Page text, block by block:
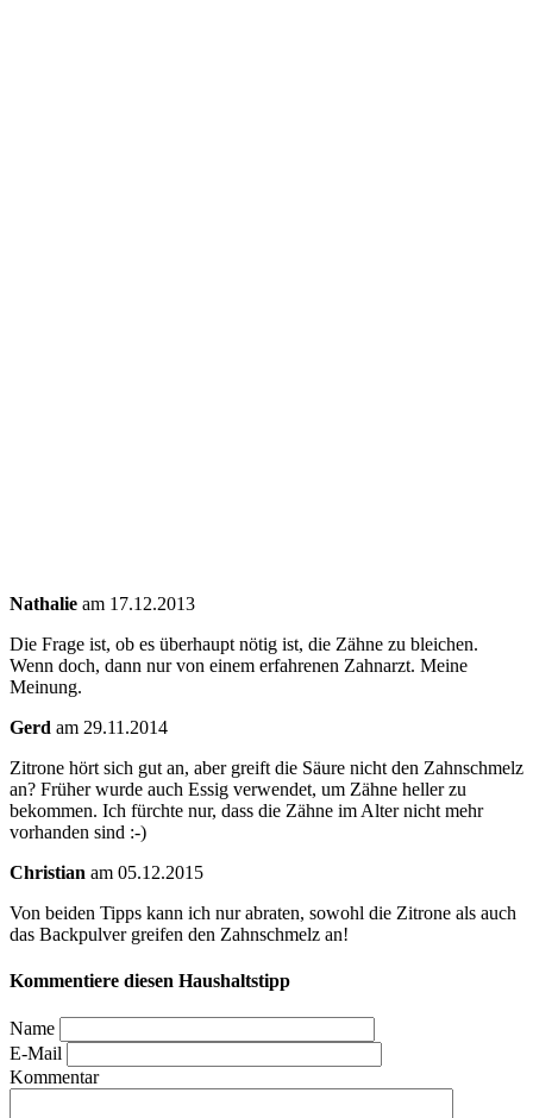
Nathalie am 17.12.2013
Die Frage ist, ob es überhaupt nötig ist, die Zähne zu bleichen.
Wenn doch, dann nur von einem erfahrenen Zahnarzt. Meine
Meinung.
Gerd am 29.11.2014
Zitrone hört sich gut an, aber greift die Säure nicht den Zahnschmelz
an? Früher wurde auch Essig verwendet, um Zähne heller zu
bekommen. Ich fürchte nur, dass die Zähne im Alter nicht mehr
vorhanden sind :-)
Christian am 05.12.2015
Von beiden Tipps kann ich nur abraten, sowohl die Zitrone als auch
das Backpulver greifen den Zahnschmelz an!
Kommentiere diesen Haushaltstipp
Name
E-Mail
Kommentar